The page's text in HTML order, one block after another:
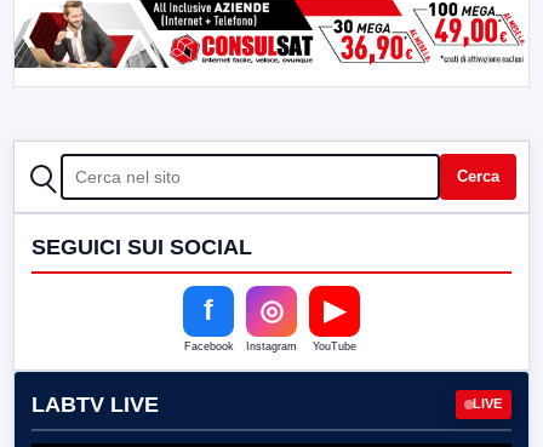
CERCA Cerca
SEGUICI SUI SOCIAL
f
Facebook
◎
Instagram
▶
YouTube
LABTV LIVE LIVE